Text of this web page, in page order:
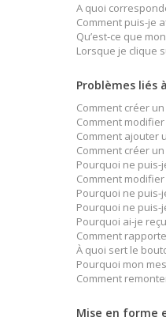
A quoi
Comment puis-je
Qu’est-ce que
Lorsque je clique
Problèmes liés
Comment créer
Comment
Comment ajouter
Comment créer
Pourquoi ne puis-
Comment
Pourquoi ne puis-
Pourquoi ne puis-
Pourquoi ai-je
Comment
À quoi sert le
Pourquoi mon
Comment
Mise en forme